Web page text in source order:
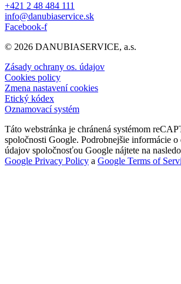
+421 2 48 484 111
info@danubiaservice.sk
Facebook-f
© 2026 DANUBIASERVICE, a.s.
Zásady ochrany os. údajov
Cookies policy
Zmena nastavení cookies
Etický kódex
Oznamovací systém
Táto webstránka je chránená systémom
spoločnosti Google. Podrobnejšie informácie o
údajov spoločnosťou Google nájtete na
Google Privacy Policy a Google Terms of